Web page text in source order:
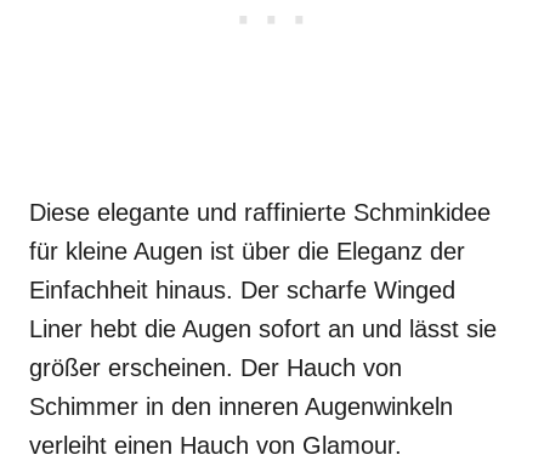
Diese elegante und raffinierte Schminkidee
für kleine Augen ist über die Eleganz der
Einfachheit hinaus. Der scharfe Winged
Liner hebt die Augen sofort an und lässt sie
größer erscheinen. Der Hauch von
Schimmer in den inneren Augenwinkeln
verleiht einen Hauch von Glamour.